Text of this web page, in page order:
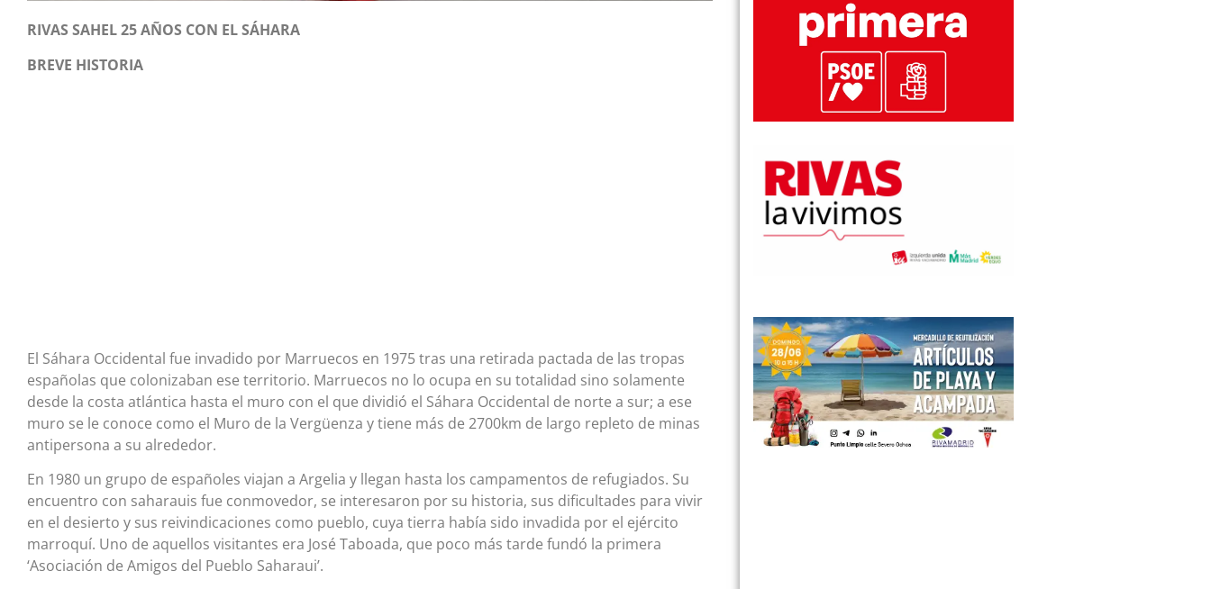
RIVAS SAHEL 25 AÑOS CON EL SÁHARA
BREVE HISTORIA
El Sáhara Occidental fue invadido por Marruecos en 1975 tras una retirada pactada de las tropas
españolas que colonizaban ese territorio. Marruecos no lo ocupa en su totalidad sino solamente
desde la costa atlántica hasta el muro con el que dividió el Sáhara Occidental de norte a sur; a ese
muro se le conoce como el Muro de la Vergüenza y tiene más de 2700km de largo repleto de minas
antipersona a su alrededor.
En 1980 un grupo de españoles viajan a Argelia y llegan hasta los campamentos de refugiados. Su
encuentro con saharauis fue conmovedor, se interesaron por su historia, sus dificultades para vivir
en el desierto y sus reivindicaciones como pueblo, cuya tierra había sido invadida por el ejército
marroquí. Uno de aquellos visitantes era José Taboada, que poco más tarde fundó la primera
‘Asociación de Amigos del Pueblo Saharaui’.